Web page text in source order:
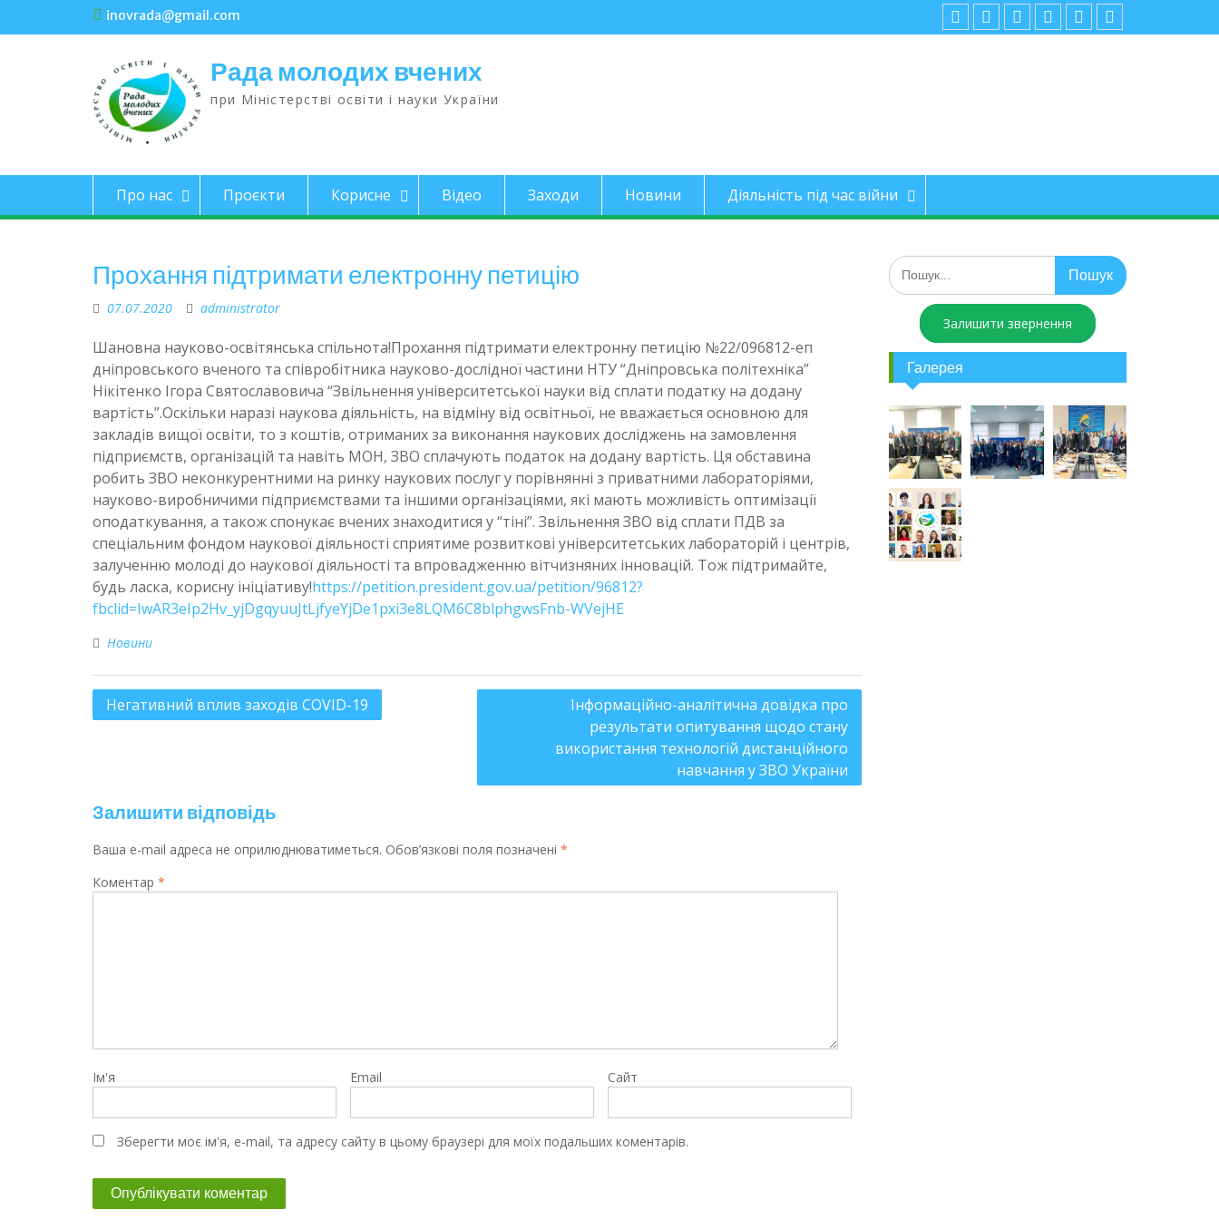
inovrada@gmail.com
Рада молодих вчених
при Міністерстві освіти і науки України
Про нас Проєкти Корисне Відео Заходи Новини Діяльність під час війни
Прохання підтримати електронну петицію
07.07.2020 administrator
Шановна науково-освітянська спільнота!Прохання підтримати електронну петицію №22/096812-еп
дніпровського вченого та співробітника науково-дослідної частини НТУ “Дніпровська політехніка”
Нікітенко Ігора Святославовича “Звільнення університетської науки від сплати податку на додану
вартість”.Оскільки наразі наукова діяльність, на відміну від освітньої, не вважається основною для
закладів вищої освіти, то з коштів, отриманих за виконання наукових досліджень на замовлення
підприємств, організацій та навіть МОН, ЗВО сплачують податок на додану вартість. Ця обставина
робить ЗВО неконкурентними на ринку наукових послуг у порівнянні з приватними лабораторіями,
науково-виробничими підприємствами та іншими організаціями, які мають можливість оптимізації
оподаткування, а також спонукає вчених знаходитися у “тіні”. Звільнення ЗВО від сплати ПДВ за
спеціальним фондом наукової діяльності сприятиме розвиткові університетських лабораторій і центрів,
залученню молоді до наукової діяльності та впровадженню вітчизняних інновацій. Тож підтримайте,
будь ласка, корисну ініціативу!https://petition.president.gov.ua/petition/96812?
fbclid=IwAR3eIp2Hv_yjDgqyuuJtLjfyeYjDe1pxi3e8LQM6C8blphgwsFnb-WVejHE
Новини
Негативний вплив заходів COVID-19
Інформаційно-аналітична довідка про
результати опитування щодо стану
використання технологій дистанційного
навчання у ЗВО України
Залишити відповідь
Ваша e-mail адреса не оприлюднюватиметься. Обов’язкові поля позначені *
Коментар *
Ім'я Email Сайт
Зберегти моє ім'я, e-mail, та адресу сайту в цьому браузері для моїх подальших коментарів.
Залишити звернення
Галерея